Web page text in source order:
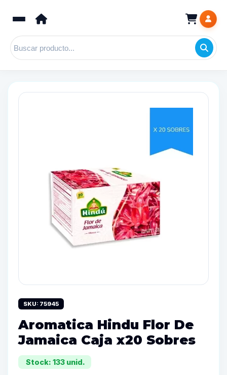
SKU: 75945
Aromatica Hindu Flor De
Jamaica Caja x20 Sobres
Stock: 133 unid.